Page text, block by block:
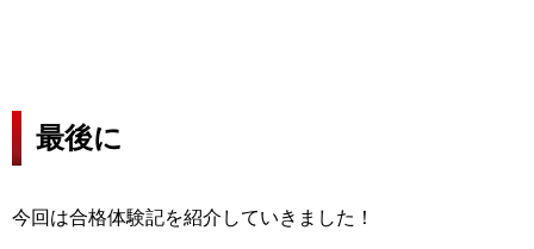
最後に
今回は合格体験記を紹介していきました！